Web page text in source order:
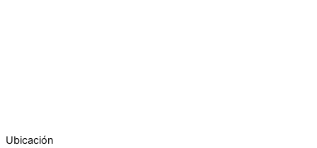
Ubicación